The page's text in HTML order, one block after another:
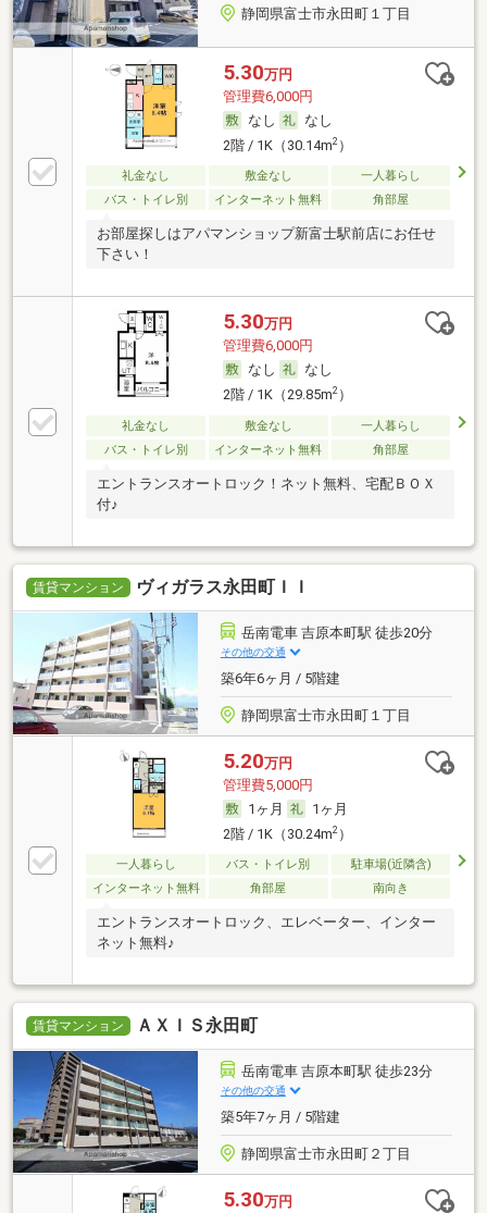
静岡県富士市永田町１丁目
5.30万円
管理費6,000円
なし
なし
2階 / 1K（30.14m2）
礼金なし 敷金なし
一人暮らし
バス・トイレ別
インターネット無料 角部屋
お部屋探しはアパマンショップ新富士駅前店にお任せ
下さい！
5.30万円
管理費6,000円
なし
なし
2階 / 1K（29.85m2）
礼金なし 敷金なし
一人暮らし
バス・トイレ別
インターネット無料 角部屋
エントランスオートロック！ネット無料、宅配ＢＯＸ
付♪
賃貸マンション ヴィガラス永田町ＩＩ
岳南電車 吉原本町駅 徒歩20分
その他の交通
築6年6ヶ月 / 5階建
静岡県富士市永田町１丁目
5.20万円
管理費5,000円
1ヶ月
1ヶ月
2階 / 1K（30.24m2）
一人暮らし バス・トイレ別
駐車場(近隣含)
インターネット無料
角部屋 南向き
エントランスオートロック、エレベーター、インター
ネット無料♪
賃貸マンション ＡＸＩＳ永田町
岳南電車 吉原本町駅 徒歩23分
その他の交通
築5年7ヶ月 / 5階建
静岡県富士市永田町２丁目
5.30万円